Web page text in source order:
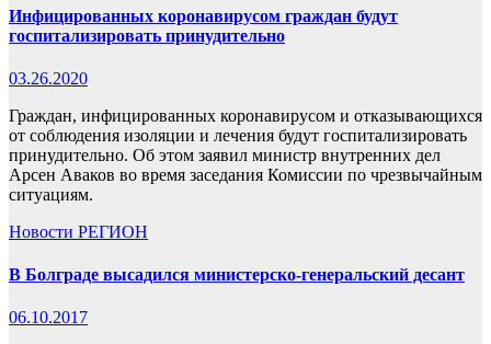
Инфицированных коронавирусом граждан будут
госпитализировать принудительно
03.26.2020
Граждан, инфицированных коронавирусом и отказывающихся
от соблюдения изоляции и лечения будут госпитализировать
принудительно. Об этом заявил министр внутренних дел
Арсен Аваков во время заседания Комиссии по чрезвычайным
ситуациям.
Новости РЕГИОН
В Болграде высадился министерско-генеральский десант
06.10.2017